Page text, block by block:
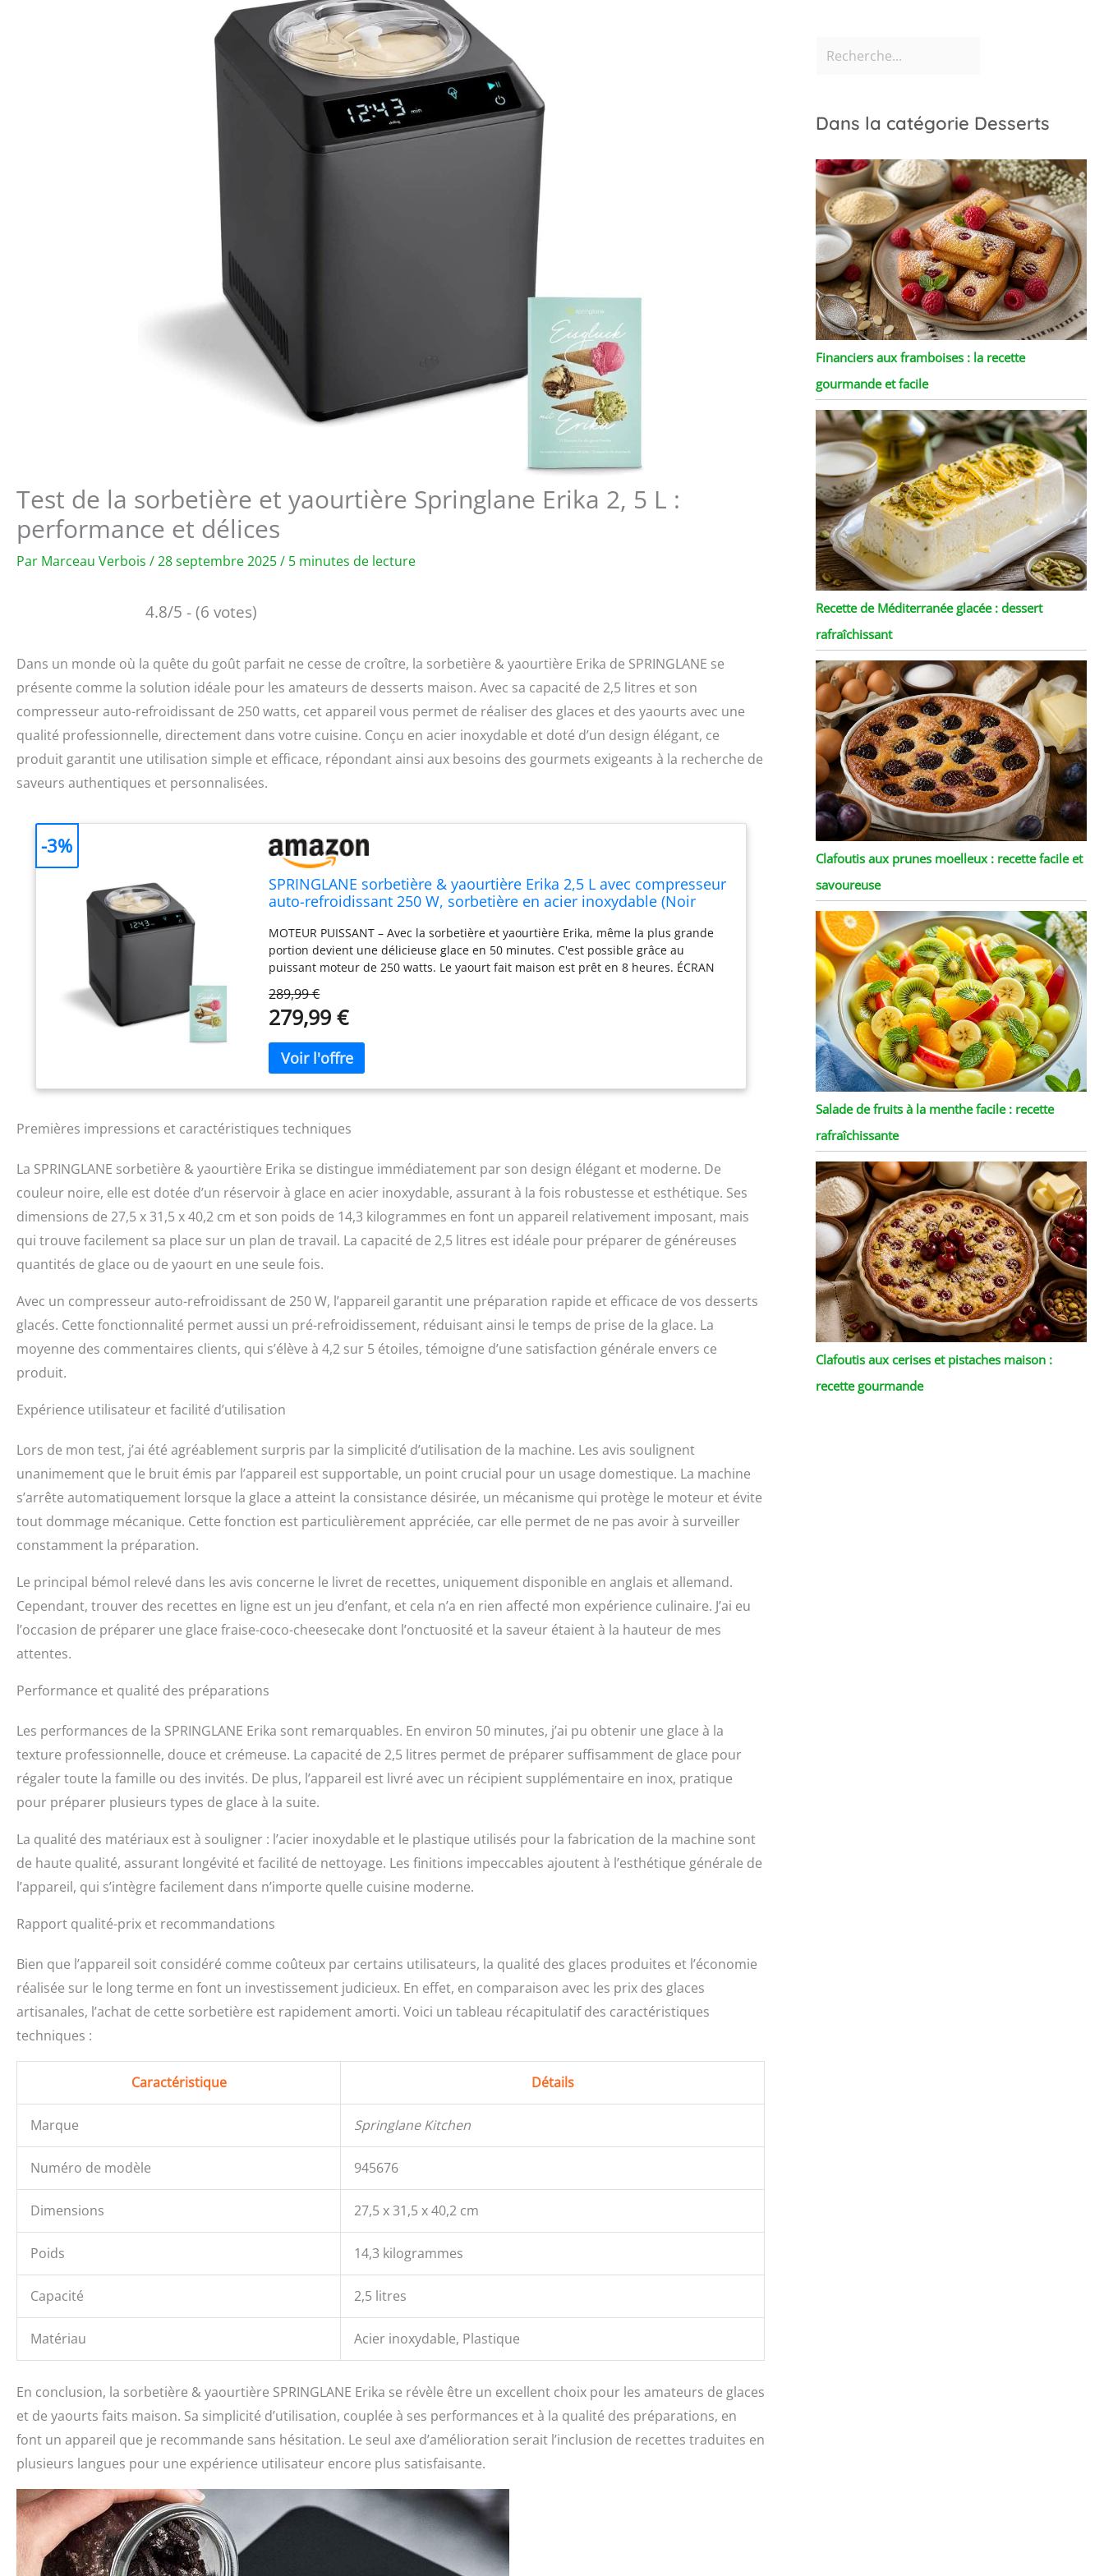
Test de la sorbetière et yaourtière Springlane Erika 2, 5 L :
performance et délices
Par Marceau Verbois /28 septembre 2025/ 5 minutes de lecture
4.8/5 - (6 votes)
Dans un monde où la quête du goût parfait ne cesse de croître, la sorbetière & yaourtière Erika de SPRINGLANE se
présente comme la solution idéale pour les amateurs de desserts maison. Avec sa capacité de 2,5 litres et son
compresseur auto-refroidissant de 250 watts, cet appareil vous permet de réaliser des glaces et des yaourts avec une
qualité professionnelle, directement dans votre cuisine. Conçu en acier inoxydable et doté d’un design élégant, ce
produit garantit une utilisation simple et efficace, répondant ainsi aux besoins des gourmets exigeants à la recherche de
saveurs authentiques et personnalisées.
SPRINGLANE sorbetière & yaourtière Erika 2,5 L avec compresseur
auto-refroidissant 250 W, sorbetière en acier inoxydable (Noir
MOTEUR PUISSANT – Avec la sorbetière et yaourtière Erika, même la plus grande
portion devient une délicieuse glace en 50 minutes. C'est possible grâce au
puissant moteur de 250 watts. Le yaourt fait maison est prêt en 8 heures. ÉCRAN
par sa simplicité d'utilisation grâce à l'écran tactile fonctionnel et intuitif. DE
NOMBREUSES FONCTIONS - En plus des fonctions bien connues de glace, de
fonctionnalité le pré-refroidissement. Cela donne à vos créations glacées un
onctuosité incroyable. Bien entendu, Erika peut également refroidir et empêcher la
glace finie de fondre. EFFET SONORE - Avec Erika, vous pouvez non seulement
fini. Sélectionnez simplement votre son préféré à l'aide de l'écran tactile. La cloche
sonne… NOTRE PROMESSE – Nous voulons que vous soyez satisfait à 100 %. C'est
30 jours.
289,99 €
279,99 €
-3%
Premières impressions et caractéristiques techniques
La SPRINGLANE sorbetière & yaourtière Erika se distingue immédiatement par son design élégant et moderne. De
couleur noire, elle est dotée d’un réservoir à glace en acier inoxydable, assurant à la fois robustesse et esthétique. Ses
dimensions de 27,5 x 31,5 x 40,2 cm et son poids de 14,3 kilogrammes en font un appareil relativement imposant, mais
qui trouve facilement sa place sur un plan de travail. La capacité de 2,5 litres est idéale pour préparer de généreuses
quantités de glace ou de yaourt en une seule fois.
Avec un compresseur auto-refroidissant de 250 W, l’appareil garantit une préparation rapide et efficace de vos desserts
glacés. Cette fonctionnalité permet aussi un pré-refroidissement, réduisant ainsi le temps de prise de la glace. La
moyenne des commentaires clients, qui s’élève à 4,2 sur 5 étoiles, témoigne d’une satisfaction générale envers ce
produit.
Expérience utilisateur et facilité d’utilisation
Lors de mon test, j’ai été agréablement surpris par la simplicité d’utilisation de la machine. Les avis soulignent
unanimement que le bruit émis par l’appareil est supportable, un point crucial pour un usage domestique. La machine
s’arrête automatiquement lorsque la glace a atteint la consistance désirée, un mécanisme qui protège le moteur et évite
tout dommage mécanique. Cette fonction est particulièrement appréciée, car elle permet de ne pas avoir à surveiller
constamment la préparation.
Le principal bémol relevé dans les avis concerne le livret de recettes, uniquement disponible en anglais et allemand.
Cependant, trouver des recettes en ligne est un jeu d’enfant, et cela n’a en rien affecté mon expérience culinaire. J’ai eu
l’occasion de préparer une glace fraise-coco-cheesecake dont l’onctuosité et la saveur étaient à la hauteur de mes
attentes.
Performance et qualité des préparations
Les performances de la SPRINGLANE Erika sont remarquables. En environ 50 minutes, j’ai pu obtenir une glace à la
texture professionnelle, douce et crémeuse. La capacité de 2,5 litres permet de préparer suffisamment de glace pour
régaler toute la famille ou des invités. De plus, l’appareil est livré avec un récipient supplémentaire en inox, pratique
pour préparer plusieurs types de glace à la suite.
La qualité des matériaux est à souligner : l’acier inoxydable et le plastique utilisés pour la fabrication de la machine sont
de haute qualité, assurant longévité et facilité de nettoyage. Les finitions impeccables ajoutent à l’esthétique générale de
l’appareil, qui s’intègre facilement dans n’importe quelle cuisine moderne.
Rapport qualité-prix et recommandations
Bien que l’appareil soit considéré comme coûteux par certains utilisateurs, la qualité des glaces produites et l’économie
réalisée sur le long terme en font un investissement judicieux. En effet, en comparaison avec les prix des glaces
artisanales, l’achat de cette sorbetière est rapidement amorti. Voici un tableau récapitulatif des caractéristiques
techniques :
Caractéristique Détails
Marque Springlane Kitchen
Numéro de modèle 945676
Dimensions 27,5 x 31,5 x 40,2 cm
Poids 14,3 kilogrammes
Capacité 2,5 litres
Matériau Acier inoxydable, Plastique
En conclusion, la sorbetière & yaourtière SPRINGLANE Erika se révèle être un excellent choix pour les amateurs de glaces
et de yaourts faits maison. Sa simplicité d’utilisation, couplée à ses performances et à la qualité des préparations, en
font un appareil que je recommande sans hésitation. Le seul axe d’amélioration serait l’inclusion de recettes traduites en
plusieurs langues pour une expérience utilisateur encore plus satisfaisante.
Dans la catégorie Desserts
Financiers aux framboises : la recette
gourmande et facile
Recette de Méditerranée glacée : dessert
rafraîchissant
Clafoutis aux prunes moelleux : recette facile et
savoureuse
Salade de fruits à la menthe facile : recette
rafraîchissante
Clafoutis aux cerises et pistaches maison :
recette gourmande